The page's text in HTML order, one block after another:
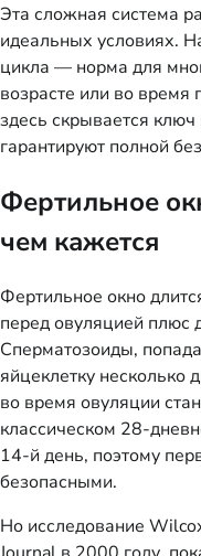
Эта сложная система
идеальных условиях.
цикла — норма для
возрасте или во
здесь скрывается
гарантируют полной
Фертильное
чем кажется
Фертильное окно
перед овуляцией плюс
Сперматозоиды,
яйцеклетку несколько
во время овуляции
классическом 28-
14-й день, поэтому
безопасными.
Но исследование